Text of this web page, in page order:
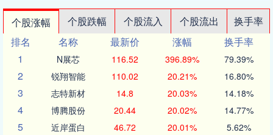
个股涨幅 个股跌幅 个股流入 个股流出
换手率
排名
名称 最新价 涨幅
换手率
1
N展芯 116.52 396.89% 79.39%
2 锐翔智能 110.02 20.21% 16.80%
3 志特新材 14.8 20.03% 14.18%
4 博腾股份 20.44 20.02% 14.77%
5 近岸蛋白 46.72 20.01% 5.62%